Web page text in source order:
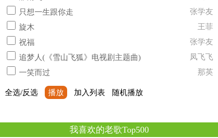
只想一生跟你走
张学友
旋木
王菲
祝福
张学友
追梦人(《雪山飞狐》电视剧主题曲)
凤飞飞
一笑而过
那英
全选/反选 播放 加入列表 随机播放
我喜欢的老歌Top500